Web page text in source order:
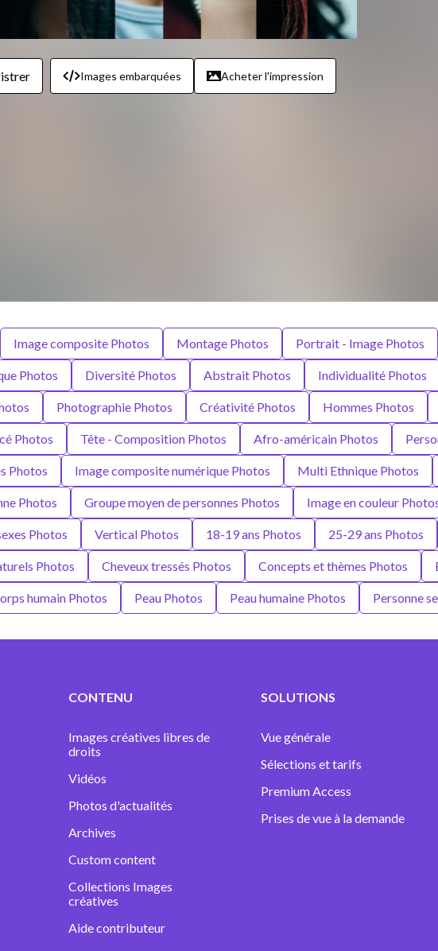
Images embarquées Acheter l'impression
Image composite Photos Montage Photos Portrait - Image Photos
Photos Diversité Photos Abstrait Photos Individualité Photos
Photographie Photos Créativité Photos Hommes Photos
Photos Tête - Composition Photos Afro-américain Photos
Photos Image composite numérique Photos Multi Ethnique Photos
Photos Groupe moyen de personnes Photos Image en couleur
Photos Vertical Photos 18-19 ans Photos 25-29 ans Photos
Photos Cheveux tressés Photos Concepts et thèmes Photos
humain Photos Peau Photos Peau humaine Photos Personne
CONTENU
Images créatives libres de
droits
Vidéos
Photos d'actualités
Archives
Custom content
Collections Images
créatives
Aide contributeur
SOLUTIONS
Vue générale
Sélections et tarifs
Premium Access
Prises de vue à la demande